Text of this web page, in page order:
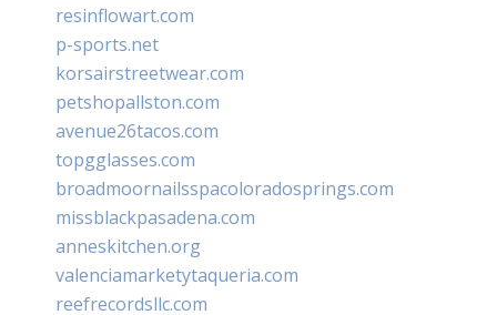
resinflowart.com
p-sports.net
korsairstreetwear.com
petshopallston.com
avenue26tacos.com
topgglasses.com
broadmoornailsspacoloradosprings.com
missblackpasadena.com
anneskitchen.org
valenciamarketytaqueria.com
reefrecordsllc.com